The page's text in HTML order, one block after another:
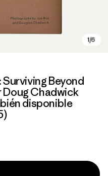
Beyond
Doug Chadwick
disponible